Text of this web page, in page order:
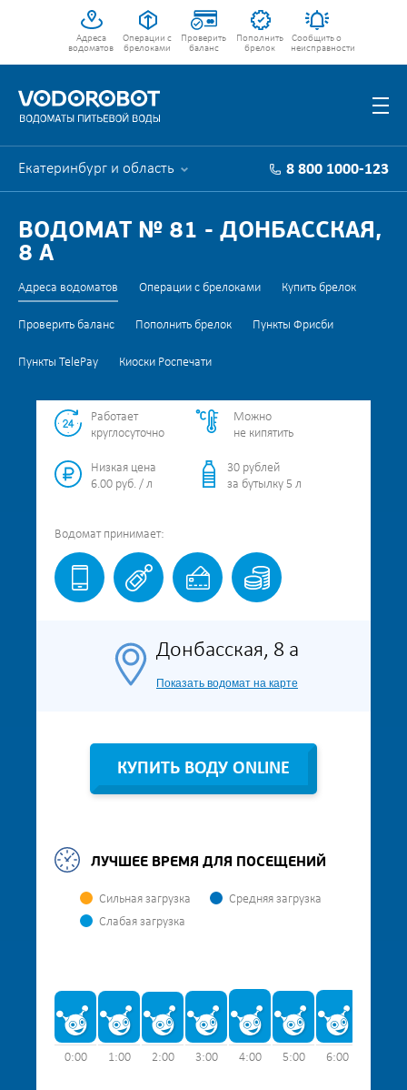
Адреса
водоматов
Операции с
брелоками
Проверить
баланс
Пополнить
брелок
Сообщить о
неисправности
Екатеринбург и область 8 800 1000-123
ВОДОМАТ № 81 - ДОНБАССКАЯ,
8 А
Адреса водоматов Операции с брелоками Купить брелок
Проверить баланс Пополнить брелок Пункты Фрисби
Пункты TelePay Киоски Роспечати
Работает
круглосуточно
Можно
не кипятить
Низкая цена
6.00 руб. / л
30 рублей
за бутылку 5 л
Водомат принимает:
Донбасская, 8 а
Показать водомат на карте
КУПИТЬ ВОДУ ONLINE
ЛУЧШЕЕ ВРЕМЯ ДЛЯ ПОСЕЩЕНИЙ
Сильная загрузка
Средняя загрузка
Слабая загрузка
0:00 1:00 2:00 3:00 4:00 5:00 6:00